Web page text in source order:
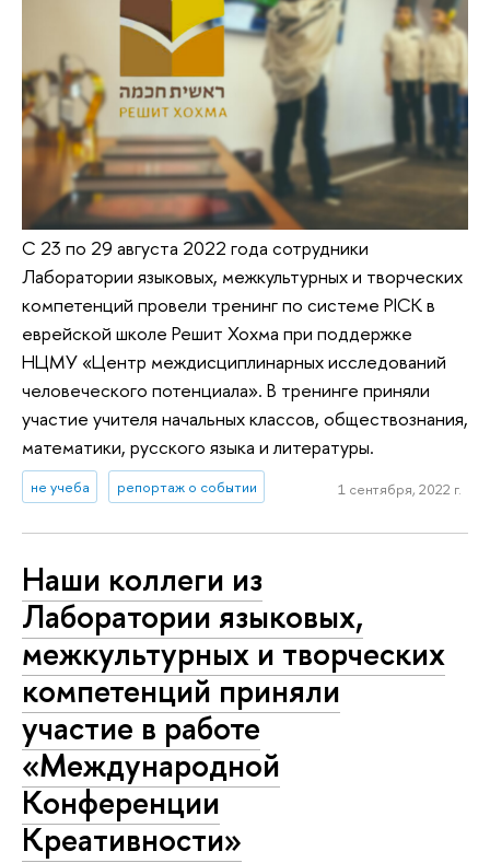
С 23 по 29 августа 2022 года сотрудники
Лаборатории языковых, межкультурных и творческих
компетенций провели тренинг по системе PICK в
еврейской школе Решит Хохма при поддержке
НЦМУ «Центр междисциплинарных исследований
человеческого потенциала». В тренинге приняли
участие учителя начальных классов, обществознания,
математики, русского языка и литературы.
не учеба репортаж о событии 1 сентября, 2022 г.
Наши коллеги из
Лаборатории языковых,
межкультурных и творческих
компетенций приняли
участие в работе
«Международной
Конференции
Креативности»